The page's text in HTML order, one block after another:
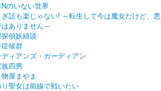
のいない世界
ぎ話も楽じゃない! ～転生して今は魔女だけど、悪
ありません～
偵妖綺談
候群
ディアンズ・ガーディアン
四男
屋まやま
り聖女は前線で戦いたい